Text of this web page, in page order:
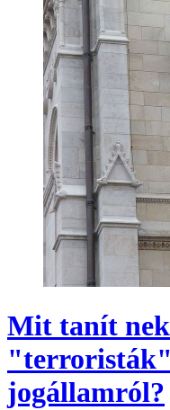
Mit tanít
jogállamról?